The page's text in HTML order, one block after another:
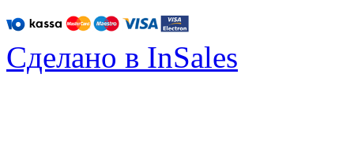
Сделано в InSales